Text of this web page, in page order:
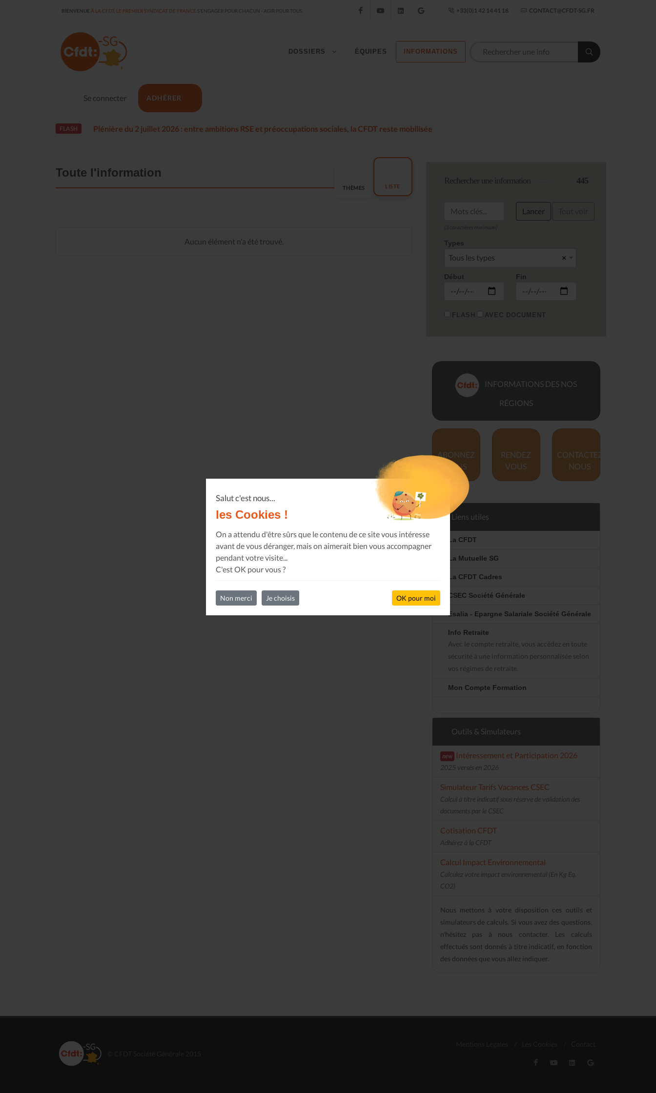
Salut c'est nous...
les Cookies !
On a attendu d'être sûrs que le contenu de ce site vous intéresse
avant de vous déranger, mais on aimerait bien vous accompagner
pendant votre visite...
C'est OK pour vous ?
Non merci Je choisis OK pour moi
BIENVENUE À LA CFDT, LE PREMIER SYNDICAT DE FRANCE S'ENGAGER POUR CHACUN - AGIR POUR TOUS FacebookYouTube LinkedIn Google Établissement
+33(0)1 42 14 41 18 CONTACT@CFDT-SG.FR
Se connecter ADHÉRER
DOSSIERS ÉQUIPES INFORMATIONS
FLASH Plénière du 2 juillet 2026 : entre ambitions RSE et préoccupations sociales, la CFDT reste mobilisée
Toute l'information
THÈMES LISTE
Aucun élément n'a été trouvé.
Rechercher une information 445
Lancer
Types
×
Tous les types
Début Fin
FLASH AVEC DOCUMENT
INFORMATIONS DES NOS
RÉGIONS
ABONNEZ
VOUS
RENDEZ
VOUS
CONTACTEZ
NOUS
Liens utiles
La CFDT
La Mutuelle SG
La CFDT Cadres
CSEC Société Générale
Esalia - Epargne Salariale Société Générale
Info Retraite
Avec le compte retraite, vous accédez en toute
sécurité à une information personnalisée selon
vos régimes de retraite.
Mon Compte Formation
Outils & Simulateurs
new Intéressement et Participation 2026
2025 versés en 2026
Simulateur Tarifs Vacances CSEC
Calcul à titre indicatif sous réserve de validation des
documents par le CSEC
Cotisation CFDT
Adhérez à la CFDT
Calcul Impact Environnemental
Calculez votre impact environnemental (En Kg Eq.
CO2)
Nous mettons à votre disposition ces outils et
simulateurs de calculs. Si vous avez des questions,
n'hésitez pas à nous contacter. Les calculs
effectués sont donnés à titre indicatif, en fonction
des données que vous allez indiquer.